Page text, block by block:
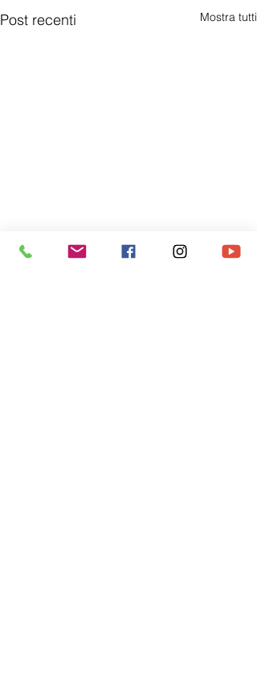
Post recenti Mostra tutti